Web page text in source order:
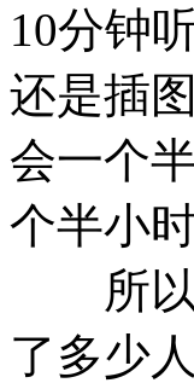
10分钟
还是插
会一个
个半小
所以
了多少